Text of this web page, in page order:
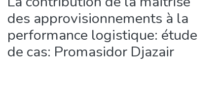
des approvisionnements à la
performance logistique: étude
de cas: Promasidor Djazair